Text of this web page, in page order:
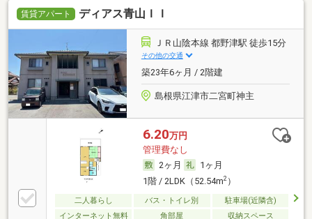
賃貸アパート ディアス青山ＩＩ
ＪＲ山陰本線 都野津駅 徒歩15分
その他の交通
築23年6ヶ月 / 2階建
島根県江津市二宮町神主
6.20万円
管理費なし
2ヶ月
1ヶ月
1階 / 2LDK（52.54m2）
二人暮らし バス・トイレ別
駐車場(近隣含)
インターネット無料
角部屋 収納スペース